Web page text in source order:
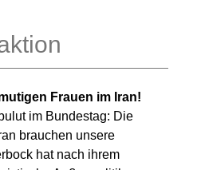
Frauen im Iran!
im Bundestag: Die
brauchen unsere
hat nach ihrem